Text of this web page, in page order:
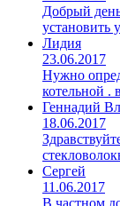
Добрый
установить
Лидия
23.06.2017
Нужно
котельной .
Геннадий
18.06.2017
Сергей
11.06.2017